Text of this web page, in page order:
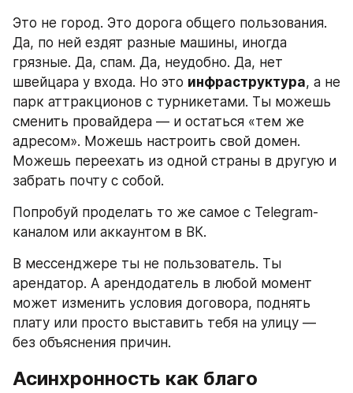
Это не город. Это дорога общего пользования.
Да, по ней ездят разные машины, иногда
грязные. Да, спам. Да, неудобно. Да, нет
швейцара у входа. Но это инфраструктура, а не
парк аттракционов с турникетами. Ты можешь
сменить провайдера — и остаться «тем же
адресом». Можешь настроить свой домен.
Можешь переехать из одной страны в другую и
забрать почту с собой.
Попробуй проделать то же самое с Telegram-
каналом или аккаунтом в ВК.
В мессенджере ты не пользователь. Ты
арендатор. А арендодатель в любой момент
может изменить условия договора, поднять
плату или просто выставить тебя на улицу —
без объяснения причин.
Асинхронность как благо